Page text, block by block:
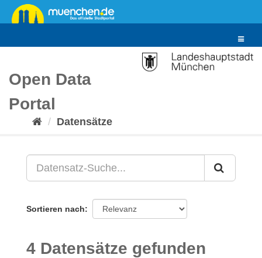
Überspringen
zum
Toggle
Open Data
Portal
Datensätze
Sortieren nach
4 Datensätze gefunden